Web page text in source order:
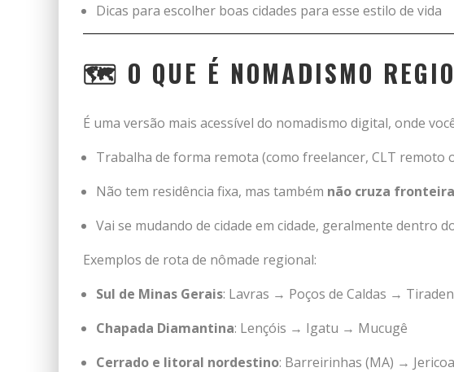
Dicas para escolher boas cidades para esse estilo de vida
🗺️ O QUE É NOMADISMO
É uma versão mais acessível do nomadismo digital, onde
Trabalha de forma remota (como freelancer, CLT remoto
Não tem residência fixa, mas também não cruza
Vai se mudando de cidade em cidade, geralmente dentro
Exemplos de rota de nômade regional:
Sul de Minas Gerais: Lavras → Poços de Caldas →
Chapada Diamantina: Lençóis → Igatu → Mucugê
Cerrado e litoral nordestino: Barreirinhas (MA) →